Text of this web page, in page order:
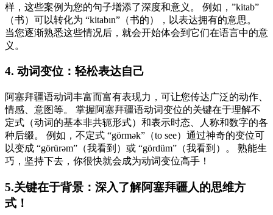
样，这些案例为您的句子增添了深度和意义。 例如，”kitab”
（书）可以转化为 “kitabın”（书的），以表达拥有的意思。
当您逐渐熟悉这些情况后，就会开始体会到它们在语言中的意
义。
4. 动词变位：轻松表达自己
阿塞拜疆语动词丰富而富有表现力，可让您传达广泛的动作、
情感、意图等。 掌握阿塞拜疆语动词变位的关键在于理解不
定式（动词的基本非共轭形式）和表示时态、人称和数字的各
种后缀。 例如，不定式 “görmək”（to see）通过神奇的变位可
以变成 “görürəm”（我看到）或 “gördüm”（我看到）。 熟能生
巧，坚持下去，你很快就会成为动词变位高手！
5.关键在于背景：深入了解阿塞拜疆人的思维方
式！